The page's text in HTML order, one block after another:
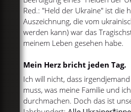
Red.: "Held der Ukraine" ist die
Auszeichnung, die vom
werden kann) war das
meinem Leben gesehen habe.
Mein Herz bricht jeden Tag.
Ich will nicht, dass
muss, was meine Familie und
durchmachen. Doch das ist